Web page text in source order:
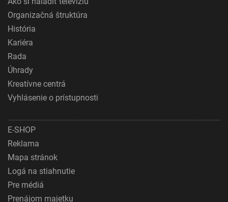
Organizačná štruktúra
História
Kariéra
Rada
Úhrady
Kreatívne centrá
Vyhlásenie o prístupnosti
E-SHOP
Reklama
Mapa stránok
Logá na stiahnutie
Pre médiá
Prenájom majetku